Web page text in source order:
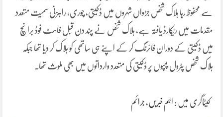
سے محفوظ رہا ہلاک شخص جڑواں شہروں میں ڈکیتی، چوری، راہزنی سمیت متعدد
مقدمات میں ریکارڈ یافتہ ہے، ہلاک شخص نے چند دن قبل فاسٹ فوڈ برانچ
میں ڈکیتی کے دوران فائرنگ کر کے اپنے ہی ساتھی کو ہلاک کر دیا تھا جبکہ
ہلاک شخص پٹرول پمپوں پر ڈکیتی کی متعدد وارداتوں میں بھی ملوث تھا۔
کیٹاگری میں : اہم خبریں ، جرائم